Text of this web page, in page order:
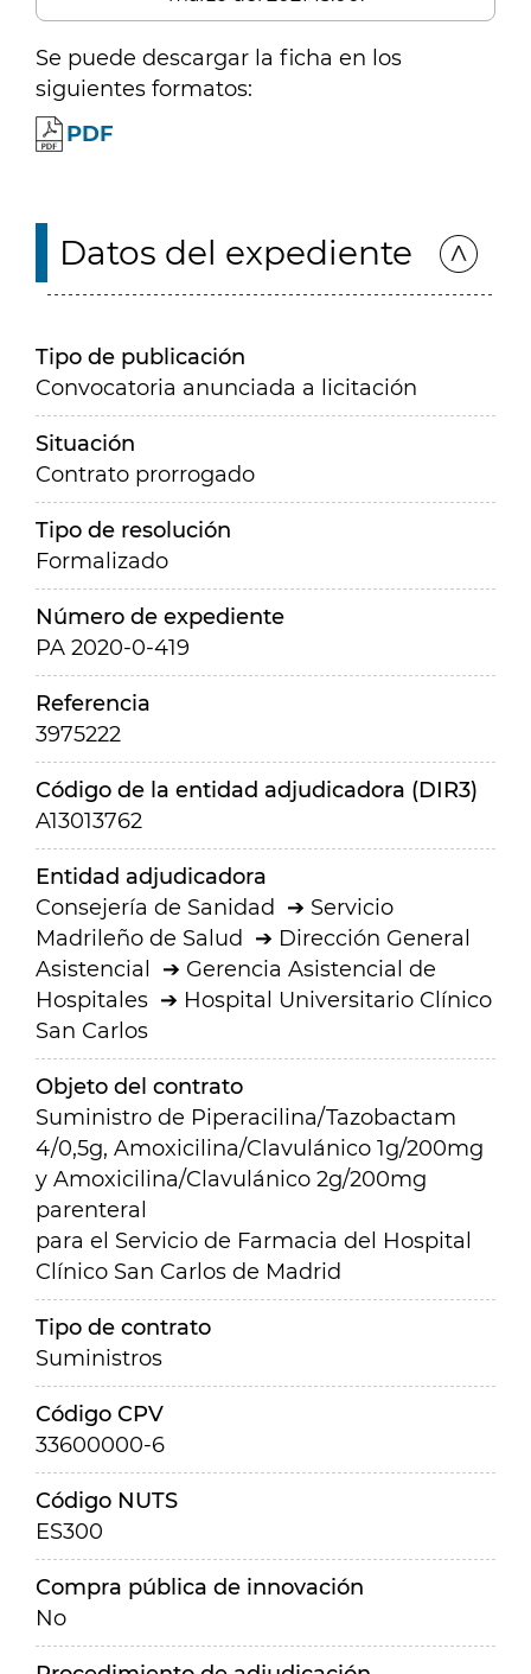
Se puede descargar la ficha en los
siguientes formatos:
PDF
Datos del expediente
Tipo de publicación
Convocatoria anunciada a licitación
Situación
Contrato prorrogado
Tipo de resolución
Formalizado
Número de expediente
PA 2020-0-419
Referencia
3975222
Código de la entidad adjudicadora (DIR3)
A13013762
Entidad adjudicadora
Consejería de Sanidad
Servicio
Madrileño de Salud
Dirección General
Asistencial
Gerencia Asistencial de
Hospitales
Hospital Universitario Clínico
San Carlos
Objeto del contrato
Suministro de Piperacilina/Tazobactam
4/0,5g, Amoxicilina/Clavulánico 1g/200mg
y Amoxicilina/Clavulánico 2g/200mg
parenteral
para el Servicio de Farmacia del Hospital
Clínico San Carlos de Madrid
Tipo de contrato
Suministros
Código CPV
33600000-6
Código NUTS
ES300
Compra pública de innovación
No